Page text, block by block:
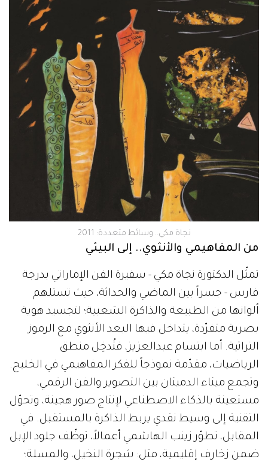
نجاة مكي.. وسائط متعددة: 2011
من المفاهيمي والأنثوي.. إلى البيئي
تمثّل الدكتورة نجاة مكي - سفيرة الفن الإماراتي بدرجة
فارس - جسراً بين الماضي والحداثة، حيث تستلهم
ألوانها من الطبيعة والذاكرة الشعبية؛ لتجسيد هوية
بصرية متفرّدة، يتداخل فيها البعد الأنثوي مع الرموز
التراثية. أما ابتسام عبدالعزيز، فتُدخِل منطق
الرياضيات، مقدّمة نموذجاً للفكر المفاهيمي في الخليج.
وتجمع ميثاء الدميثان بين التصوير والفن الرقمي،
مستعينة بالذكاء الاصطناعي لإنتاج صور هجينة، وتحوّل
التقنية إلى وسيط نقدي يربط الذاكرة بالمستقبل. في
المقابل، تطوّر زينب الهاشمي أعمالاً، توظّف جلود الإبل
ضمن زخارف إقليمية، مثل: شجرة النخيل، والمسلة؛